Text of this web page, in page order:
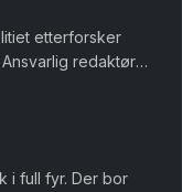
etterforsker
redaktør
i full fyr. Der bor